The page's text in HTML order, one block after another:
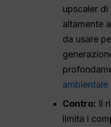
upscaler
altamente
da usare
Contro: Il
limita i